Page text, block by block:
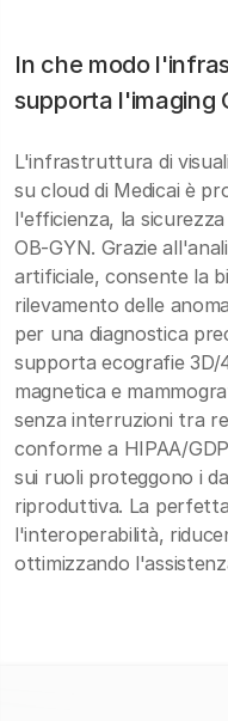
In che modo
supporta l'imaging
L'infrastruttura di
su cloud di Medicai è
l'efficienza, la
OB-GYN. Grazie
artificiale, consente la
rilevamento delle
per una diagnostica
supporta ecografie 3D/
magnetica e
senza interruzioni tra
conforme a HIPAA/
sui ruoli proteggono i
riproduttiva. La
l'interoperabilità,
ottimizzando